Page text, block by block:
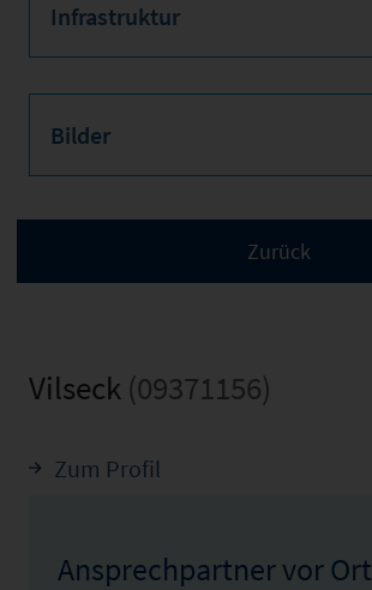
Infrastruktur
Bilder
Vilseck (09371156)
Zum Profil
Ansprechpartner vor Ort